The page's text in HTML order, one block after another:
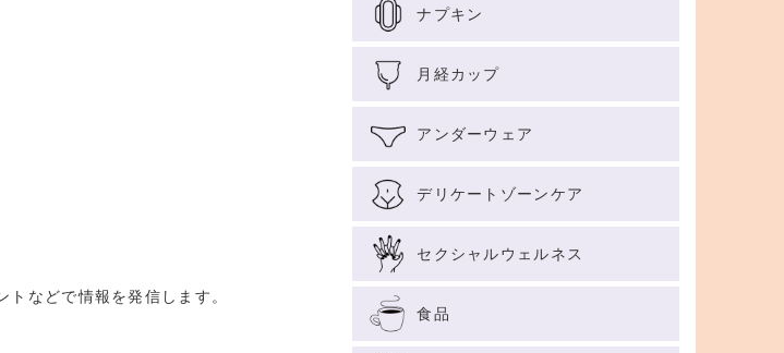
などで情報を発信します。
ナプキン
月経カップ
アンダーウェア
デリケートゾーンケア
セクシャルウェルネス
食品